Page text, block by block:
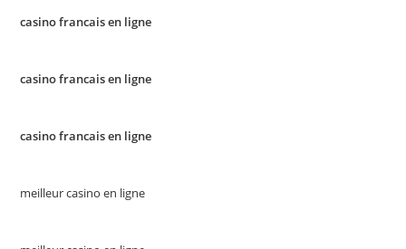
casino francais en ligne
casino francais en ligne
casino francais en ligne
meilleur casino en ligne